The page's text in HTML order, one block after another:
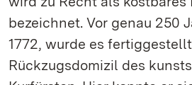
bezeichnet. Vor genau 250
1772, wurde es
Rückzugsdomizil des